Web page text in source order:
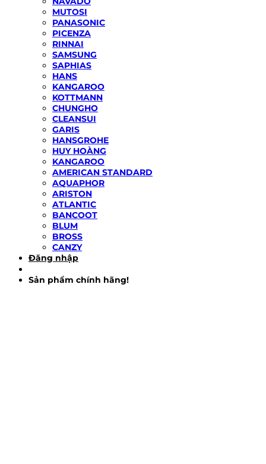
MUTOSI
PANASONIC
PICENZA
RINNAI
SAMSUNG
SAPHIAS
HANS
KANGAROO
KOTTMANN
CHUNGHO
CLEANSUI
GARIS
HANSGROHE
HUY HOÀNG
KANGAROO
AMERICAN STANDARD
AQUAPHOR
ARISTON
ATLANTIC
BANCOOT
BLUM
BROSS
CANZY
Đăng nhập
Sản phẩm chính hãng!